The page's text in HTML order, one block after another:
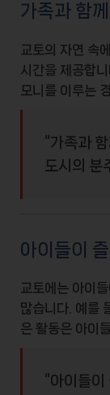
가족과 함
교토의 자연 속
시간을 제공합
모니 를 이루는
“가족과
도시의 분
아이들이
교토에는 아이
많습니다. 예를
은 활동은 아이
“아이들